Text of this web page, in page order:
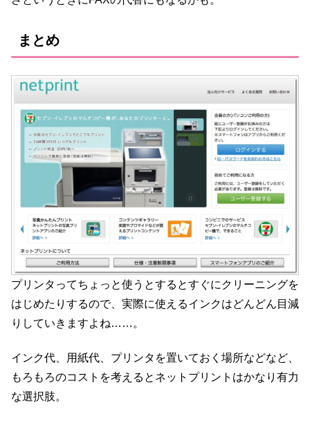
まとめ
プリンタってちょっと使うとするとすぐにクリーニングを
はじめたりするので、実際に使えるインクはどんどん目減
りしていきますよね……。
インク代、用紙代、プリンタを置いておく場所などなど、
もろもろのコストを考えるとネットプリントはかなり有力
な選択肢。